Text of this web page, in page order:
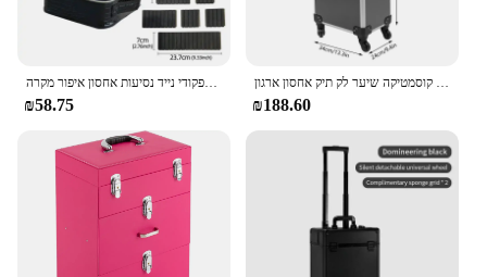
₪58.75 ₪188.60